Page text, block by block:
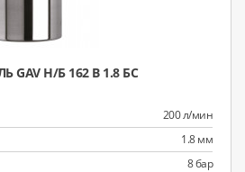
GAV Н/Б 162 В 1.8 БС
200 л/мин
1.8 мм
8 бар